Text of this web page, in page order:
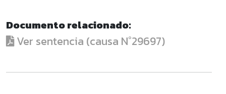
Documento relacionado:
Ver sentencia (causa N°29697)